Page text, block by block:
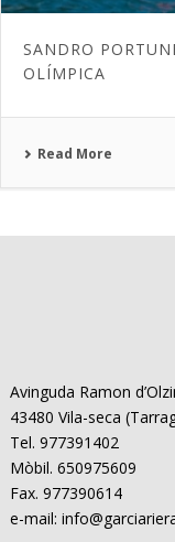
SANDRO
OLÍMPICA
Read More
Avinguda Ramon
43480 Vila-seca
Tel. 977391402
Mòbil. 650975609
Fax. 977390614
e-mail: